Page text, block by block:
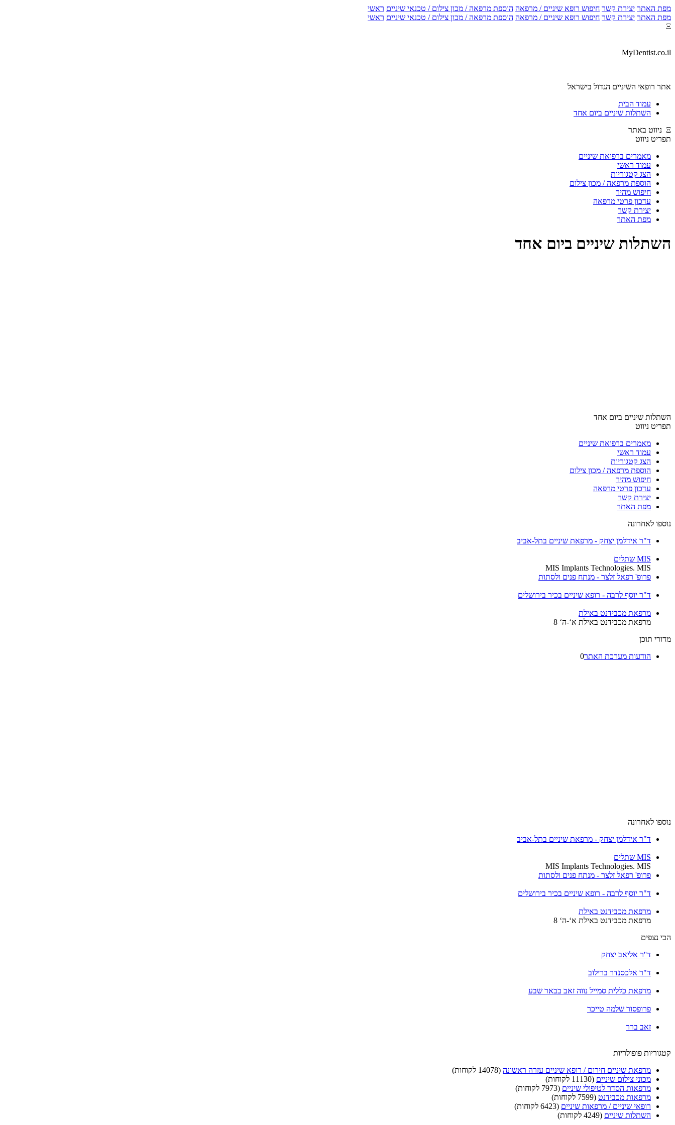
מפת האתר יצירת קשר חיפוש רופא שיניים / מרפאה הוספת מרפאה / מכון צילום / טכנאי שיניים ראשי
מפת האתר יצירת קשר חיפוש רופא שיניים / מרפאה הוספת מרפאה / מכון צילום / טכנאי שיניים ראשי
Ξ
MyDentist.co.il
אתר רופאי השיניים הגדול בישראל
עמוד הבית
השתלות שיניים ביום אחד
Ξ ניווט באתר
תפריט ניווט
מאמרים ברפואת שיניים
עמוד ראשי
הצג קטגוריות
הוספת מרפאה / מכון צילום
חיפוש מהיר
עדכון פרטי מרפאה
יצירת קשר
מפת האתר
השתלות שיניים ביום אחד
השתלות שיניים ביום אחד
תפריט ניווט
מאמרים ברפואת שיניים
עמוד ראשי
הצג קטגוריות
הוספת מרפאה / מכון צילום
חיפוש מהיר
עדכון פרטי מרפאה
יצירת קשר
מפת האתר
נוספו לאחרונה
ד"ר אידלמן יצחק - מרפאת שיניים בתל-אביב
MIS שתלים
MIS Implants Technologies. MIS
פרופ' רפאל זלצר - מנתח פנים ולסתות
ד"ר יוסף לרבה - רופא שיניים בכיר בירושלים
מרפאת מכבידנט באילת
מרפאת מכבידנט באילת א‘-ה‘ 8
מדורי תוכן
הודעות מערכת האתר0
נוספו לאחרונה
ד"ר אידלמן יצחק - מרפאת שיניים בתל-אביב
MIS שתלים
MIS Implants Technologies. MIS
פרופ' רפאל זלצר - מנתח פנים ולסתות
ד"ר יוסף לרבה - רופא שיניים בכיר בירושלים
מרפאת מכבידנט באילת
מרפאת מכבידנט באילת א‘-ה‘ 8
הכי נצפים
ד''ר אליאב יצחק
ד"ר אלכסנדר ברילוב
מרפאת כללית סמייל נווה זאב בבאר שבע
פרופסור שלמה טייכר
זאב ברר
קטגוריות פופולריות
מרפאת שיניים חירום / רופא שיניים עזרה ראשונה (14078 לקוחות)
מכוני צילום שיניים (11130 לקוחות)
מרפאות הסדר לטיפולי שיניים (7973 לקוחות)
מרפאות מכבידנט (7599 לקוחות)
רופאי שיניים / מרפאות שיניים (6423 לקוחות)
השתלות שיניים (4249 לקוחות)